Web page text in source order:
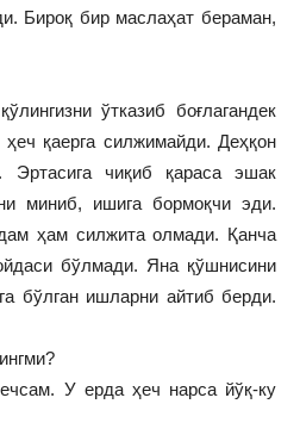
Бироқ бир маслаҳат бераман,
ўтказиб боғлагандек
қаерга силжимайди. Деҳқон
Эртасига чиқиб қараса эшак
миниб, ишига бормоқчи эди.
ҳам силжита олмади. Қанча
бўлмади. Яна қўшнисини
бўлган ишларни айтиб берди.
У ерда ҳеч нарса йўқ-ку